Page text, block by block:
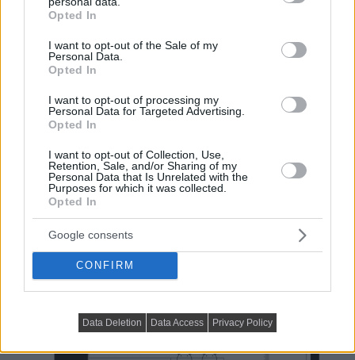
grant or deny consent to Google and its third-party tags to
use your data for below specified purposes in below Google
consent section.
Opted In
I want to opt-out of the Sale of my
Personal Data.
Opted In
I want to opt-out of processing my
Personal Data for Targeted Advertising.
Opted In
I want to opt-out of Collection, Use,
Retention, Sale, and/or Sharing of my
Personal Data that Is Unrelated with the
Purposes for which it was collected.
Opted In
Google consents
CONFIRM
Data Deletion Data Access Privacy Policy
Alaprajz: